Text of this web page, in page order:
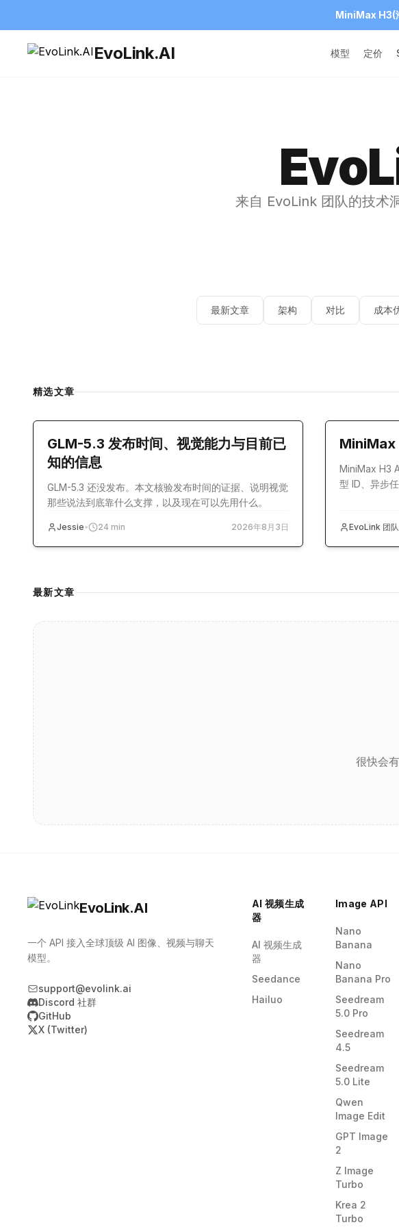
MiniMax H3(
EvoLink.AI 模型 定价
来自 EvoLink 团队的技术
最新文章 架构 对比 成本
精选文章
GLM-5.3 发布时间、视觉能力与目前已
知的信息
GLM-5.3 还没发布。本文核验发布时间的证据、说明视觉
那些说法到底靠什么支撑，以及现在可以先用什么。
Jessie• 24 min 2026年8月3日
MiniMax
MiniMax H3
型 ID、异步
EvoLink 团队
最新文章
很快会
EvoLink.AI
一个 API 接入全球顶级 AI 图像、视频与聊天
模型。
support@evolink.ai
Discord 社群
GitHub
X (Twitter)
AI 视频生成
器
AI 视频生成
器
Seedance
Hailuo
Image API
Nano
Banana
Nano
Banana Pro
Seedream
5.0 Pro
Seedream
4.5
Seedream
5.0 Lite
Qwen
Image Edit
GPT Image
2
Z Image
Turbo
Krea 2
Turbo